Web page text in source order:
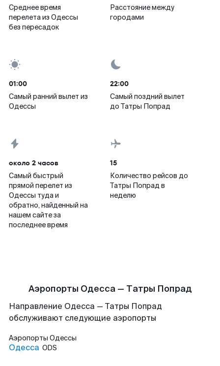
Среднее время
перелета из Одессы
без пересадок
Расстояние между
городами
01:00
Самый ранний вылет из
Одессы
22:00
Самый поздний вылет
до Татры Попрад
около 2 часов
Самый быстрый
прямой перелет из
Одессы туда и
обратно, найденный на
нашем сайте за
последнее время
15
Количество рейсов до
Татры Попрад в
неделю
Аэропорты Одесса — Татры Попрад
Направление Одесса — Татры Попрад
обслуживают следующие аэропорты
Аэропорты Одессы
Одесса ODS